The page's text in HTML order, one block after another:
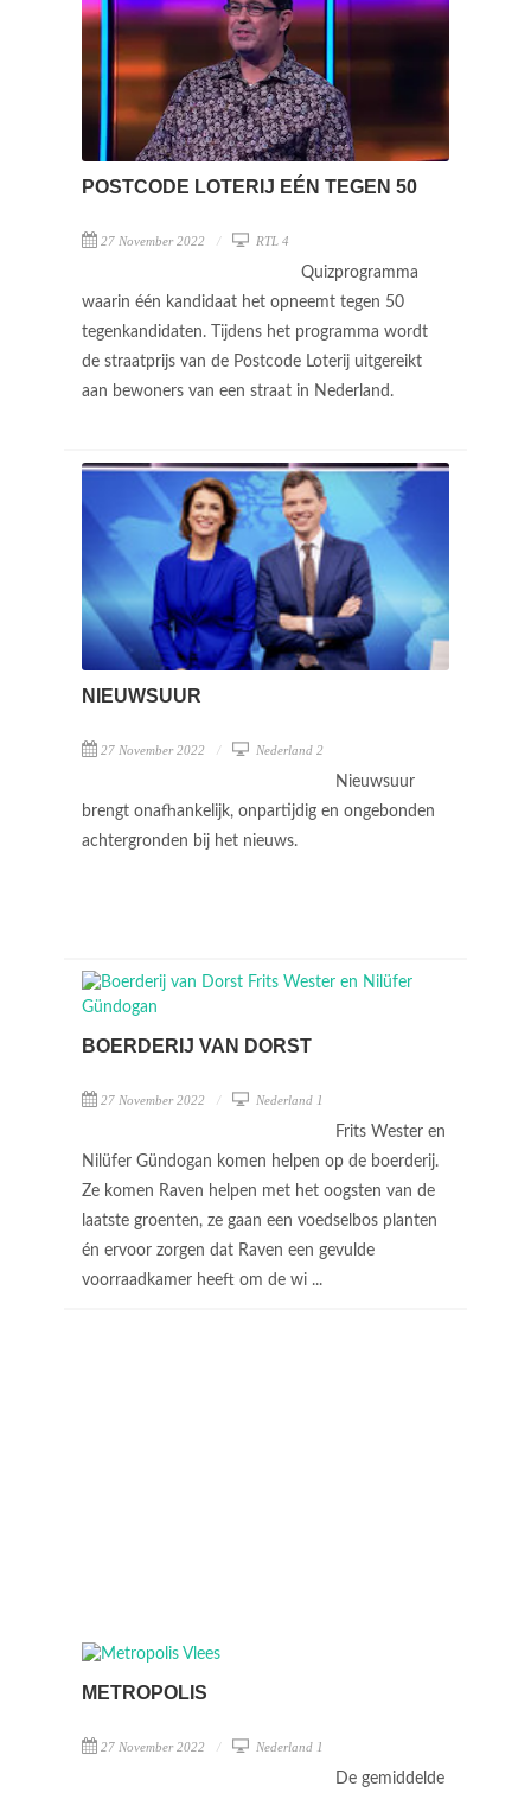
POSTCODE LOTERIJ EÉN TEGEN 50
27 November 2022 RTL 4
Quizprogramma
waarin één kandidaat het opneemt tegen 50
tegenkandidaten. Tijdens het programma wordt
de straatprijs van de Postcode Loterij uitgereikt
aan bewoners van een straat in Nederland.
NIEUWSUUR
27 November 2022 Nederland 2
Nieuwsuur
brengt onafhankelijk, onpartijdig en ongebonden
achtergronden bij het nieuws.
BOERDERIJ VAN DORST
27 November 2022 Nederland 1
Frits Wester en
Nilüfer Gündogan komen helpen op de boerderij.
Ze komen Raven helpen met het oogsten van de
laatste groenten, ze gaan een voedselbos planten
én ervoor zorgen dat Raven een gevulde
voorraadkamer heeft om de wi ...
METROPOLIS
27 November 2022 Nederland 1
De gemiddelde